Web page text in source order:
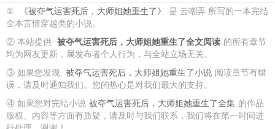
① 《被夺气运害死后，大师姐她重生了》
是 云嘲弄 所写的一本完结
全本言情穿越类的小说。
② 本站提供 被夺气运害死后，大师姐她重生了全文阅读 的所有章节
均为网友更新，属发布者个人行为，与全站立场无关。
③ 如果您发现 被夺气运害死后，大师姐她重生了小说 阅读章节有错
误，请及时通知我们。您的热心是对我们最大的支持。
④ 如果您对完结小说 被夺气运害死后，大师姐她重生了全集 的作品
版权、内容等方面有质疑，请及时与我们联系，我们将在第一时间进